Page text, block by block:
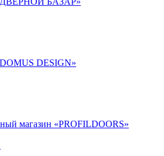
DESIGN»
магазин «PROFILDOORS»